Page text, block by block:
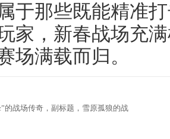
于那些既能精准
家，新春战场充
场满载而归。
的战场传奇，副标题，雪原孤狼的战